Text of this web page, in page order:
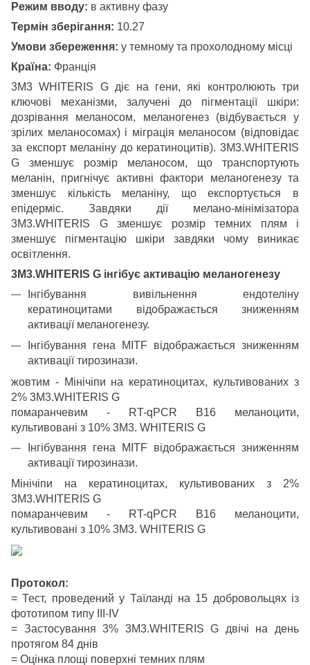
Режим вводу: в активну фазу
Термін зберігання: 10.27
Умови збереження: у темному та прохолодному місці
Країна: Франція
3M3 WHITERIS G діє на гени, які контролюють три
ключові механізми, залучені до пігментації шкіри:
дозрівання меланосом, меланогенез (відбувається у
зрілих меланосомах) і міграція меланосом (відповідає
за експорт меланіну до кератиноцитів). 3M3.WHITERIS
G зменшує розмір меланосом, що транспортують
меланін, пригнічує активні фактори меланогенезу та
зменшує кількість меланіну, що експортується в
епідерміс. Завдяки дії мелано-мінімізатора
3M3.WHITERIS G зменшує розмір темних плям і
зменшує пігментацію шкіри завдяки чому виникає
освітлення.
3M3.WHITERIS G інгібує активацію меланогенезу
Інгібування вивільнення ендотеліну
кератиноцитами відображається зниженням
активації меланогенезу.
Інгібування гена MITF відображається зниженням
активації тирозинази.
жовтим - Мінічіпи на кератиноцитах, культивованих з
2% 3M3.WHITERIS G
помаранчевим - RT-qPCR B16 меланоцити,
культивовані з 10% 3M3. WHITERIS G
Інгібування гена MITF відображається зниженням
активації тирозинази.
Мінічіпи на кератиноцитах, культивованих з 2%
3M3.WHITERIS G
помаранчевим - RT-qPCR B16 меланоцити,
культивовані з 10% 3M3. WHITERIS G
Протокол:
= Тест, проведений у Таїланді на 15 добровольцях із
фототипом типу III-IV
= Застосування 3% 3M3.WHITERIS G двічі на день
протягом 84 днів
= Оцінка площі поверхні темних плям